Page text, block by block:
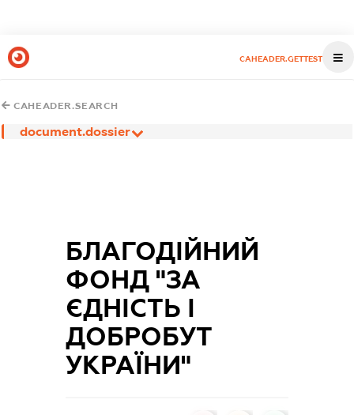
CAHEADER.GETTEST
CAHEADER.SEARCH
document.dossier
БЛАГОДІЙНИЙ
ФОНД "ЗА
ЄДНІСТЬ І
ДОБРОБУТ
УКРАЇНИ"